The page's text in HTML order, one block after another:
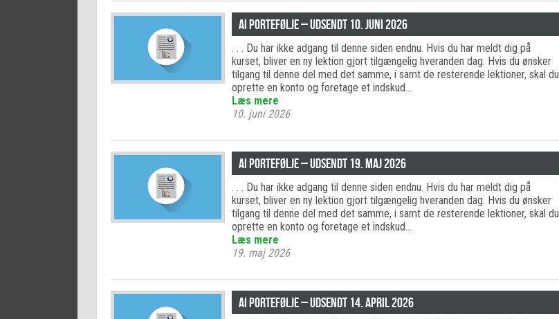
AI PORTEFØLJE – udsendt 10. juni 2026
. . . Du har ikke adgang til denne siden endnu. Hvis du har meldt dig på
kurset, bliver en ny lektion gjort tilgængelig hveranden dag. Hvis du ønsker
tilgang til denne del med det samme, i samt de resterende lektioner, skal du
oprette en konto og foretage et indskud…
Læs mere
10. juni 2026
AI PORTEFØLJE – udsendt 19. maj 2026
. . . Du har ikke adgang til denne siden endnu. Hvis du har meldt dig på
kurset, bliver en ny lektion gjort tilgængelig hveranden dag. Hvis du ønsker
tilgang til denne del med det samme, i samt de resterende lektioner, skal du
oprette en konto og foretage et indskud…
Læs mere
19. maj 2026
AI PORTEFØLJE – udsendt 14. april 2026